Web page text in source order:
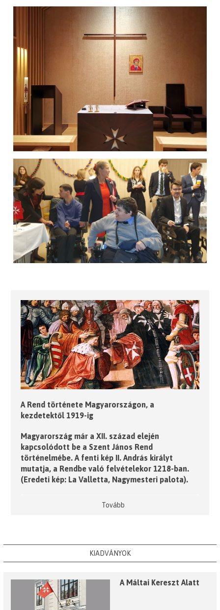
A Rend története Magyarországon, a
kezdetektől 1919-ig
Magyarország már a XII. század elején
kapcsolódott be a Szent János Rend
történelmébe. A fenti kép II. András királyt
mutatja, a Rendbe való felvételekor 1218-ban.
(Eredeti kép: La Valletta, Nagymesteri palota).
Tovább
KIADVÁNYOK
A Máltai Kereszt Alatt